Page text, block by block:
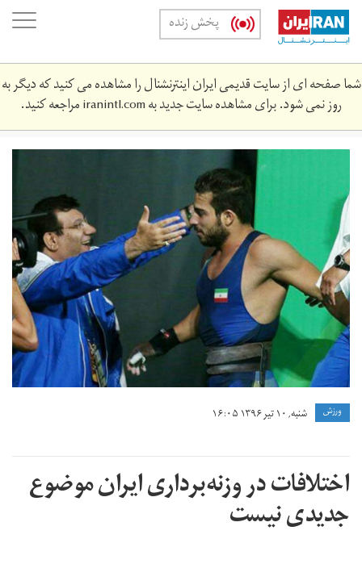
Skip
main
content
پخش زنده
شما صفحه ای از سایت قدیمی ایران اینترنشنال را مشاهده می کنید که دیگر به
روز نمی شود. برای مشاهده سایت جدید بهiranintl.comمراجعه کنید.
photo_2016-
12-
02_02-
34-
11.jpg
ورزش شنبه, ۱۰ تیر ۱۳۹۶ ۱۶:۰۵
اختلافات در وزنه‌برداری ایران موضوع
جدیدی نیست